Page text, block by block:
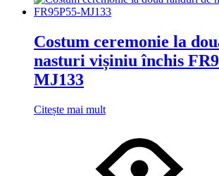
Costum ceremonie la
nasturi vișiniu închis
MJ133
Citește mai mult